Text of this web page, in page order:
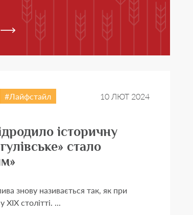
Лайфстайл 10 ЛЮТ 2024
історичну
стало
знову називається так, як при
ХІХ столітті. ...